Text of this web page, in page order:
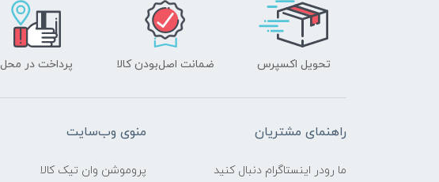
تحویل اکسپرس ضمانت اصل‌بودن کالا پرداخت در محل
راهنمای مشتریان
ما رودر اینستاگرام دنبال کنید
منوی وب‌سایت
پروموشن وان تیک کالا